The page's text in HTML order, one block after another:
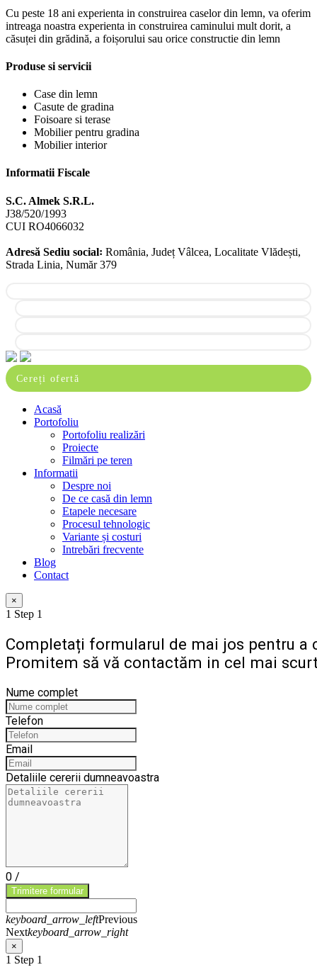
Cu peste 18 ani experienta in construirea caselor din lemn, va oferim
intreaga noastra experienta in construirea caminului mult dorit, a
căsuței din grădină, a foișorului sau orice constructie din lemn
Produse si servicii
Case din lemn
Casute de gradina
Foisoare si terase
Mobilier pentru gradina
Mobilier interior
Informatii Fiscale
S.C. Almek S.R.L.
J38/520/1993
CUI RO4066032
Adresă Sediu social꞉ România, Județ Vâlcea, Localitate Vlădești,
Strada Linia, Număr 379
Close
Menu
Cereți ofertă
Acasă
Portofoliu
Portofoliu realizări
Proiecte
Filmări pe teren
Informatii
Despre noi
De ce casă din lemn
Etapele necesare
Procesul tehnologic
Variante și costuri
Intrebări frecvente
Blog
Contact
×
1 Step 1
Completați formularul de mai jos pentru a
Promitem să vă contactăm in cel mai
Nume complet
Telefon
Email
Detaliile cererii dumneavoastra
0 /
Trimitere formular
keyboard_arrow_leftPrevious
Nextkeyboard_arrow_right
×
1 Step 1